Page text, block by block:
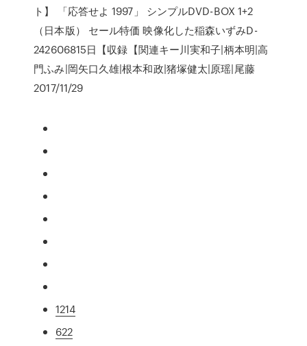
ト】 「応答せよ 1997」 シンプルDVD-BOX 1+2
（日本版） セール特価 映像化した稲森いずみD-
242606815日【収録【関連キー川実和子|柄本明|高
門ふみ|岡矢口久雄|根本和政|猪塚健太|原瑶|尾藤
2017/11/29
1214
622